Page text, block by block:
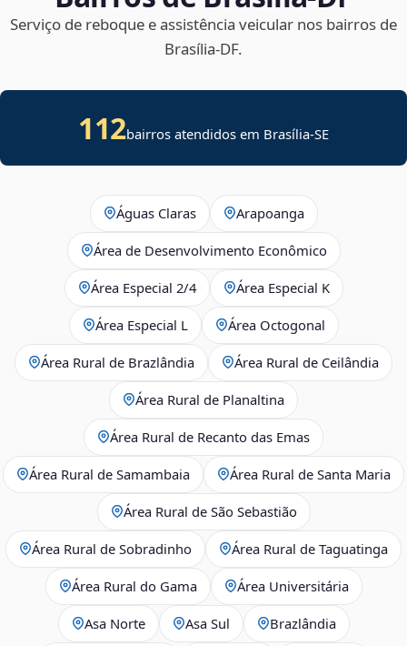
Serviço de reboque e assistência veicular nos bairros de
Brasília‑DF.
112bairros atendidos em Brasília-SE
Águas Claras Arapoanga
Área de Desenvolvimento Econômico
Área Especial 2/4 Área Especial K
Área Especial L Área Octogonal
Área Rural de Brazlândia Área Rural de Ceilândia
Área Rural de Planaltina
Área Rural de Recanto das Emas
Área Rural de Samambaia Área Rural de Santa Maria
Área Rural de São Sebastião
Área Rural de Sobradinho Área Rural de Taguatinga
Área Rural do Gama Área Universitária
Asa Norte Asa Sul Brazlândia